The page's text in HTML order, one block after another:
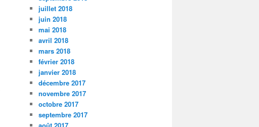
juillet 2018
juin 2018
mai 2018
avril 2018
mars 2018
février 2018
janvier 2018
décembre 2017
novembre 2017
octobre 2017
septembre 2017